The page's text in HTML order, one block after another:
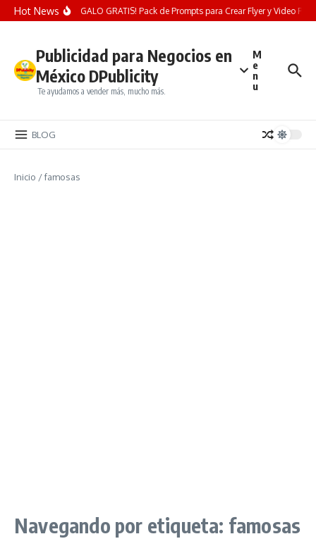
Saltar al contenido
Hot News ¡REGALO GRATIS! Pack de Prompts para Crear Flyer y Video
Publicidad para Negocios en
México DPublicity
Te ayudamos a vender más, mucho más.
M
e
n
u
BLOG
Inicio /famosas
Navegando por etiqueta: famosas